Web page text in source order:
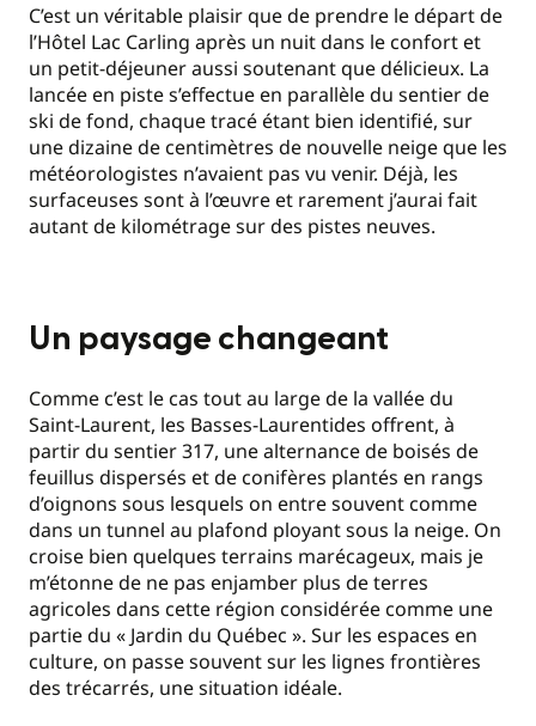
C’est un véritable plaisir que de prendre le départ de
l’Hôtel Lac Carling après un nuit dans le confort et
un petit-déjeuner aussi soutenant que délicieux. La
lancée en piste s’effectue en parallèle du sentier de
ski de fond, chaque tracé étant bien identifié, sur
une dizaine de centimètres de nouvelle neige que les
météorologistes n’avaient pas vu venir. Déjà, les
surfaceuses sont à l’œuvre et rarement j’aurai fait
autant de kilométrage sur des pistes neuves.
Un paysage changeant
Comme c’est le cas tout au large de la vallée du
Saint-Laurent, les Basses-Laurentides offrent, à
partir du sentier 317, une alternance de boisés de
feuillus dispersés et de conifères plantés en rangs
d’oignons sous lesquels on entre souvent comme
dans un tunnel au plafond ployant sous la neige. On
croise bien quelques terrains marécageux, mais je
m’étonne de ne pas enjamber plus de terres
agricoles dans cette région considérée comme une
partie du « Jardin du Québec ». Sur les espaces en
culture, on passe souvent sur les lignes frontières
des trécarrés, une situation idéale.